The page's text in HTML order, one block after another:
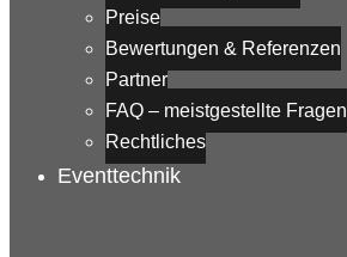
Preise
Bewertungen & Referenzen
Partner
FAQ – meistgestellte Fragen
Rechtliches
Eventtechnik